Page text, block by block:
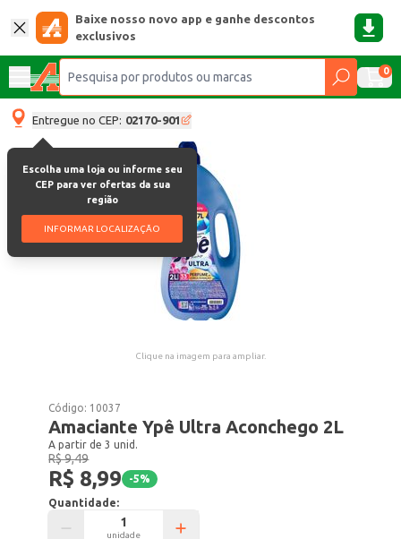
Baixe nosso novo app e ganhe descontos
exclusivos
0
Entregue no CEP: 02170-901
Escolha uma loja ou informe seu
CEP para ver ofertas da sua
região
INFORMAR LOCALIZAÇÃO
Clique na imagem para ampliar.
Código: 10037
Amaciante Ypê Ultra Aconchego 2L
A partir de 3 unid.
R$ 9,49
R$ 8,99 -5%
Quantidade:
unidade